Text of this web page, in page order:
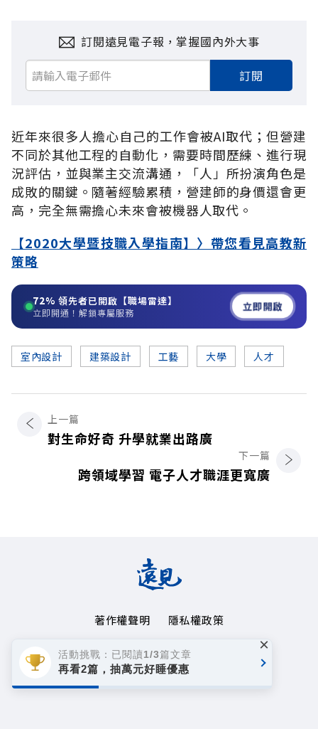
訂閱遠見電子報，掌握國內外大事
訂閱
近年來很多人擔心自己的工作會被AI取代；但營建
不同於其他工程的自動化，需要時間歷練、進行現
況評估，並與業主交流溝通，「人」所扮演角色是
成敗的關鍵。隨著經驗累積，營建師的身價還會更
高，完全無需擔心未來會被機器人取代。
【2020大學暨技職入學指南】〉帶您看見高教新
策略
72% 領先者已開啟【職場雷達】
立即開通！解鎖專屬服務 立即開啟
室內設計 建築設計 工藝 大學 人才
上一篇
對生命好奇 升學就業出路廣
下一篇
跨領域學習 電子人才職涯更寬廣
著作權聲明
隱私權政策
Copyright© 1999~2026
遠見天下文化事業群. All rights reserved.
活動挑戰：已閱讀1/3篇文章
再看2篇，抽萬元好睡優惠
×